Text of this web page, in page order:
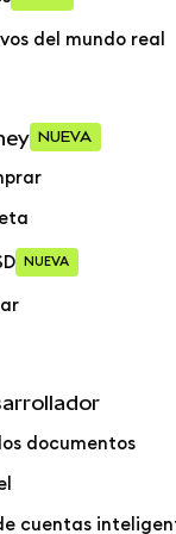
del mundo real
NUEVA
NUEVA
documentos
cuentas